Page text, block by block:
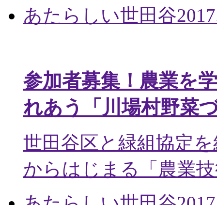
あたらしい世田谷
参加者募集！農業を
れあう「川場村野菜
世田谷区と緑組協定
からはじまる「農業